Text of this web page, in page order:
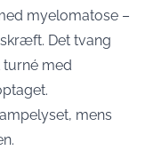
myelomatose –
Det tvang
med
mens